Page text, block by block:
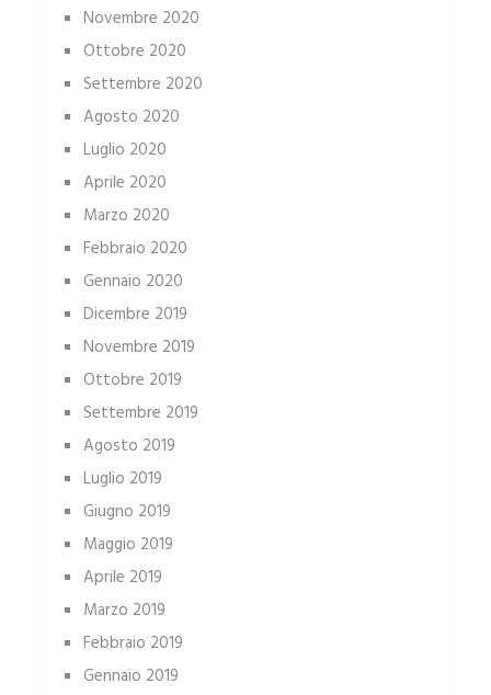
Novembre 2020
Ottobre 2020
Settembre 2020
Agosto 2020
Luglio 2020
Aprile 2020
Marzo 2020
Febbraio 2020
Gennaio 2020
Dicembre 2019
Novembre 2019
Ottobre 2019
Settembre 2019
Agosto 2019
Luglio 2019
Giugno 2019
Maggio 2019
Aprile 2019
Marzo 2019
Febbraio 2019
Gennaio 2019